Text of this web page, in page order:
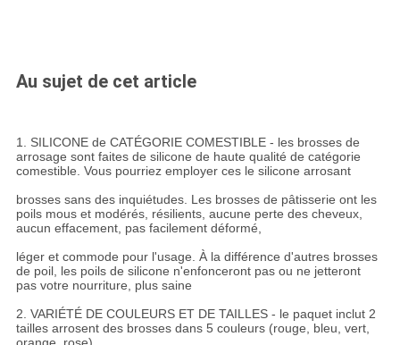
Au sujet de cet article
1. SILICONE de CATÉGORIE COMESTIBLE - les brosses de
arrosage sont faites de silicone de haute qualité de catégorie
comestible. Vous pourriez employer ces le silicone arrosant
brosses sans des inquiétudes. Les brosses de pâtisserie ont les
poils mous et modérés, résilients, aucune perte des cheveux,
aucun effacement, pas facilement déformé,
léger et commode pour l'usage. À la différence d'autres brosses
de poil, les poils de silicone n'enfonceront pas ou ne jetteront
pas votre nourriture, plus saine
2. VARIÉTÉ DE COULEURS ET DE TAILLES - le paquet inclut 2
tailles arrosent des brosses dans 5 couleurs (rouge, bleu, vert,